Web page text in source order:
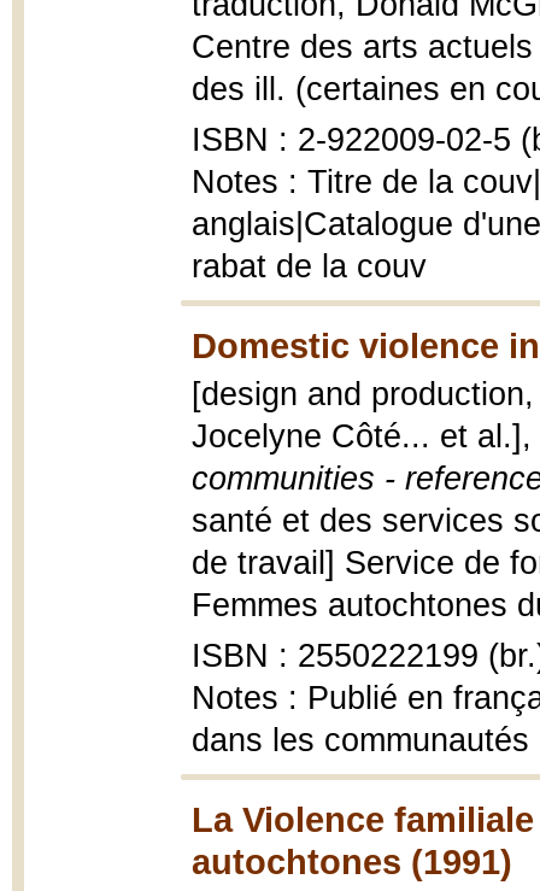
Centre des arts
des ill. (certaines en
ISBN : 2-922009-02-5
Notes : Titre de la
anglais|Catalogue
rabat de la couv
Domestic violence
[design and
Jocelyne Côté... et al.],
communities -
santé et des services
de travail] Service de
Femmes autochtones
ISBN : 2550222199
Notes : Publié en
dans les
La Violence
autochtones (1991)